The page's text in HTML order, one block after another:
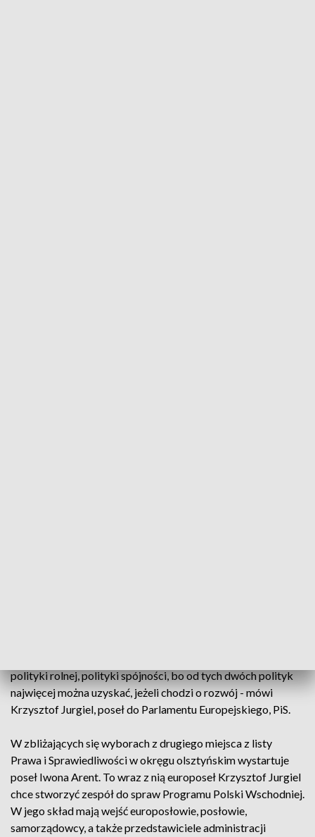
polityki rolnej, polityki spójności, bo od tych dwóch polityk
najwięcej można uzyskać, jeżeli chodzi o rozwój - mówi
Krzysztof Jurgiel, poseł do Parlamentu Europejskiego, PiS.
W zbliżających się wyborach z drugiego miejsca z listy
Prawa i Sprawiedliwości w okręgu olsztyńskim wystartuje
poseł Iwona Arent. To wraz z nią europoseł Krzysztof Jurgiel
chce stworzyć zespół do spraw Programu Polski Wschodniej.
W jego skład mają wejść europosłowie, posłowie,
samorządowcy, a także przedstawiciele administracji